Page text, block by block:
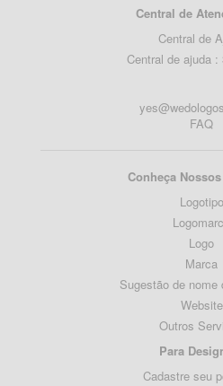
Central de
Central de
Central de ajuda :
FAQ
Conheça
Logotipo
Logo
Marca
Sugestão de nome
Website
Outros
Para
Cadastre seu